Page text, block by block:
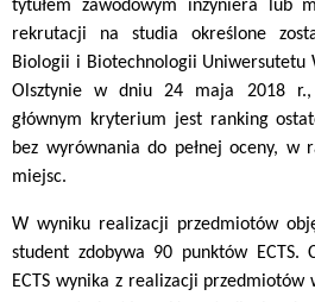
tytułem zawodowym inżyniera lub
rekrutacji na studia określone
Biologii i Biotechnologii Uniwersutetu
Olsztynie w dniu 24 maja 2018
głównym kryterium jest ranking
bez wyrównania do pełnej oceny, w
miejsc.
W wyniku realizacji przedmiotów
student zdobywa 90 punktów ECTS.
ECTS wynika z realizacji